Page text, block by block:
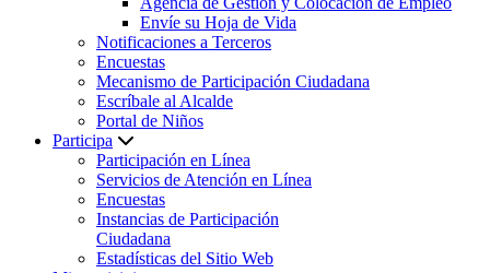
Envíe su Hoja de Vida
Notificaciones a Terceros
Encuestas
Mecanismo de Participación Ciudadana
Escríbale al Alcalde
Portal de Niños
Participa
Participación en Línea
Servicios de Atención en Línea
Encuestas
Instancias de Participación
Ciudadana
Estadísticas del Sitio Web